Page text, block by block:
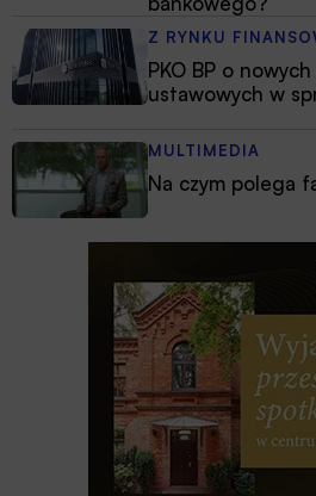
Z RYNKU
PKO BP o
ustawowych w
MULTIMEDIA
Na czym polega